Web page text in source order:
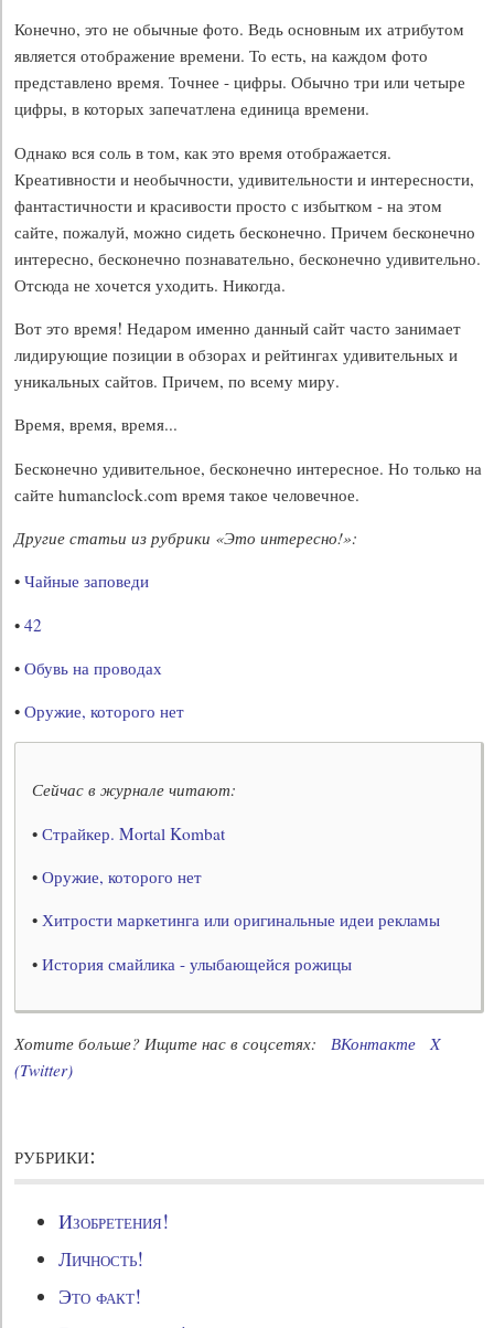
Конечно, это не обычные фото. Ведь основным их атрибутом
является отображение времени. То есть, на каждом фото
представлено время. Точнее - цифры. Обычно три или четыре
цифры, в которых запечатлена единица времени.
Однако вся соль в том, как это время отображается.
Креативности и необычности, удивительности и интересности,
фантастичности и красивости просто с избытком - на этом
сайте, пожалуй, можно сидеть бесконечно. Причем бесконечно
интересно, бесконечно познавательно, бесконечно удивительно.
Отсюда не хочется уходить. Никогда.
Вот это время! Недаром именно данный сайт часто занимает
лидирующие позиции в обзорах и рейтингах удивительных и
уникальных сайтов. Причем, по всему миру.
Время, время, время...
Бесконечно удивительное, бесконечно интересное. Но только на
сайте humanclock.com время такое человечное.
Другие статьи из рубрики «Это интересно!»:
•Чайные заповеди
•42
•Обувь на проводах
•Оружие, которого нет
Сейчас в журнале читают:
•Страйкер. Mortal Kombat
•Оружие, которого нет
•Хитрости маркетинга или оригинальные идеи рекламы
•История смайлика - улыбающейся рожицы
Хотите больше? Ищите нас в соцсетях:ВКонтакте
X
(Twitter)
рубрики:
Изобретения!
Личность!
Это факт!